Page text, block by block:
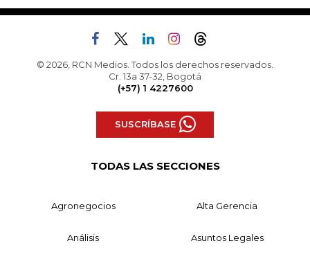
© 2026, RCN Medios. Todos los derechos reservados.
Cr. 13a 37-32, Bogotá
(+57) 1 4227600
SUSCRÍBASE
TODAS LAS SECCIONES
Agronegocios Alta Gerencia
Análisis Asuntos Legales